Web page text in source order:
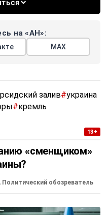
на «АН»:
МАХ
залив#украина
#кремль
13+
«сменщиком»
, Политический обозреватель